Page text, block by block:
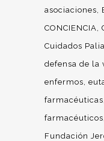
asociaciones
CONCIENCIA
Cuidados
defensa de la
enfermos
farmacéuticas
farmacéuticos
Fundación